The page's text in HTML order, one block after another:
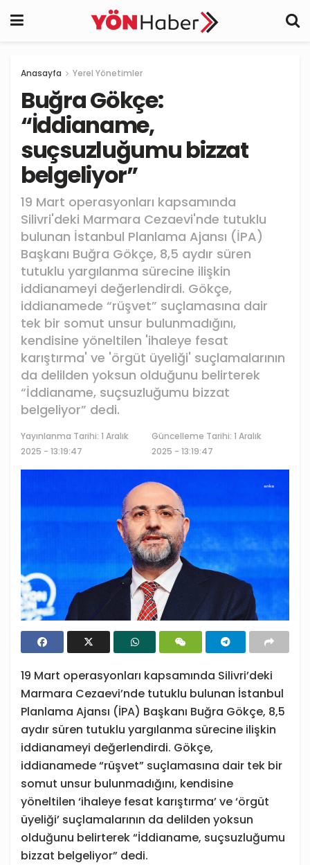
Anasayfa Yerel Yönetimler
Buğra Gökçe:
“İddianame,
suçsuzluğumu bizzat
belgeliyor”
19 Mart operasyonları kapsamında
Silivri'deki Marmara Cezaevi'nde tutuklu
bulunan İstanbul Planlama Ajansı (İPA)
Başkanı Buğra Gökçe, 8,5 aydır süren
tutuklu yargılanma sürecine ilişkin
iddianameyi değerlendirdi. Gökçe,
iddianamede “rüşvet” suçlamasına dair
tek bir somut unsur bulunmadığını,
kendisine yöneltilen 'ihaleye fesat
karıştırma' ve 'örgüt üyeliği' suçlamalarının
da delilden yoksun olduğunu belirterek
“İddianame, suçsuzluğumu bizzat
belgeliyor” dedi.
Yayınlanma Tarihi: 1 Aralık
2025 - 13:19:47
Güncelleme Tarihi: 1 Aralık
2025 - 13:19:47
19 Mart operasyonları kapsamında Silivri’deki
Marmara Cezaevi’nde tutuklu bulunan İstanbul
Planlama Ajansı (İPA) Başkanı Buğra Gökçe, 8,5
aydır süren tutuklu yargılanma sürecine ilişkin
iddianameyi değerlendirdi. Gökçe,
iddianamede “rüşvet” suçlamasına dair tek bir
somut unsur bulunmadığını, kendisine
yöneltilen ‘ihaleye fesat karıştırma’ ve ‘örgüt
üyeliği’ suçlamalarının da delilden yoksun
olduğunu belirterek “İddianame, suçsuzluğumu
bizzat belgeliyor” dedi.